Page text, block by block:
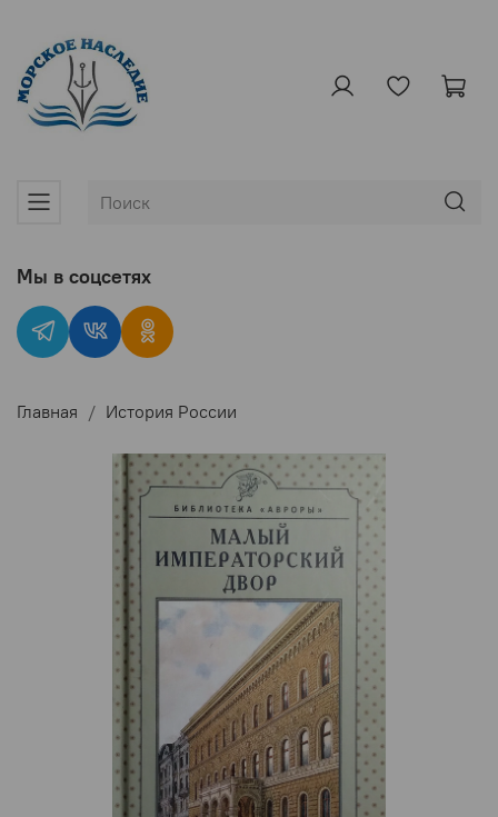
Главная История России
Мы в соцсетях